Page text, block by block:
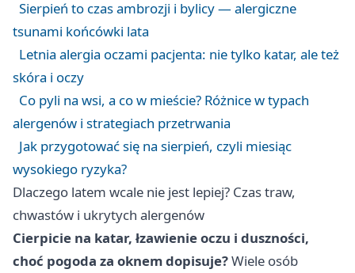
Sierpień to czas ambrozji i bylicy — alergiczne
tsunami końcówki lata
Letnia alergia oczami pacjenta: nie tylko katar, ale też
skóra i oczy
Co pyli na wsi, a co w mieście? Różnice w typach
alergenów i strategiach przetrwania
Jak przygotować się na sierpień, czyli miesiąc
wysokiego ryzyka?
Dlaczego latem wcale nie jest lepiej? Czas traw,
chwastów i ukrytych alergenów
Cierpicie na katar, łzawienie oczu i duszności,
choć pogoda za oknem dopisuje?Wiele osób